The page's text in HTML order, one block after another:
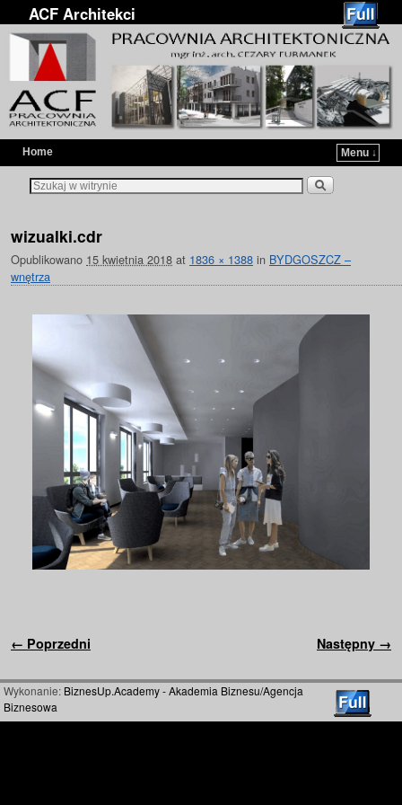
ACF Architekci
Home
Menu ↓
wizualki.cdr
Opublikowano 15 kwietnia 2018 at 1836 × 1388 in BYDGOSZCZ –
wnętrza
Nawigacja
← Poprzedni Następny →
Wykonanie: BiznesUp.Academy - Akademia Biznesu/Agencja
Biznesowa